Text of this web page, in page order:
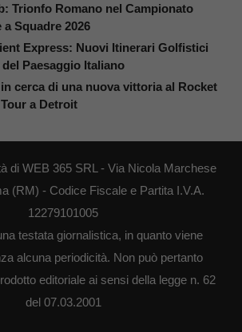
Trionfo Romano nel Campionato
Squadre 2026
Express: Nuovi Itinerari Golfistici
Paesaggio Italiano
cerca di una nuova vittoria al Rocket
a Detroit
di WEB 365 SRL - Via Nicola Marchese
(RM) - Codice Fiscale e Partita I.V.A.
12279101005
testata giornalistica, in quanto viene
alcuna periodicità. Non può pertanto
editoriale ai sensi della legge n. 62
del 07.03.2001